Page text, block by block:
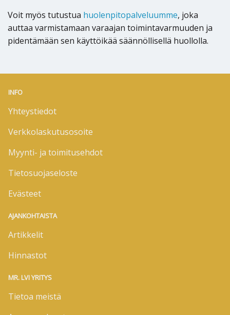
Voit myös tutustua huolenpitopalveluumme, joka
auttaa varmistamaan varaajan toimintavarmuuden ja
pidentämään sen käyttöikää säännöllisellä huollolla.
INFO
Yhteystiedot
Verkkolaskutusosoite
Myynti- ja toimitusehdot
Tietosuojaseloste
Evästeet
AJANKOHTAISTA
Artikkelit
Hinnastot
MR. LVI YRITYS
Tietoa meistä